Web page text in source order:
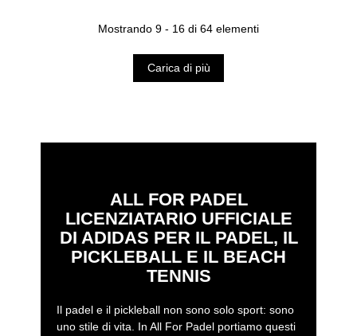
Mostrando 9 - 16 di 64 elementi
Carica di più
ALL FOR PADEL
LICENZIATARIO UFFICIALE
DI ADIDAS PER IL PADEL, IL
PICKLEBALL E IL BEACH
TENNIS
Il padel e il pickleball non sono solo sport: sono
uno stile di vita. In All For Padel portiamo questi